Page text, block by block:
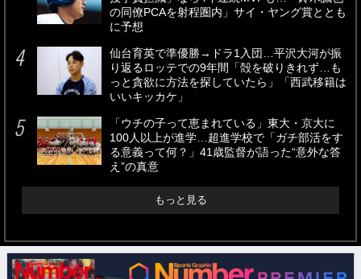
の同僚PCAを射程圏内」サイ・ヤング賞ととも
に予想
仙台育英で準優勝→ドラ1入団…平沢大河が振
り返るロッテでの9年間「殻を破りきれず…も
っと貪欲に方法を探していたら」「西武移籍は
いいキッカケ」
「ウチの子って恵まれている」東大・京大に
100人以上が進学…超進学校で「ガチ部活をす
る意義って何？」41歳監督が語った“意外な答
え”の真意
もっと見る